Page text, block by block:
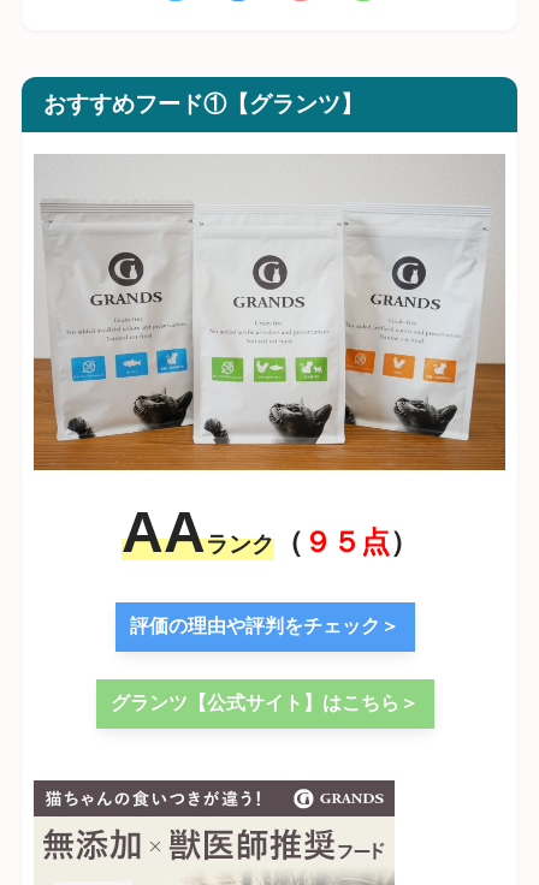
おすすめフード①【グランツ】
AAランク（ ９５点）
評価の理由や評判をチェック＞
グランツ【公式サイト】はこちら＞